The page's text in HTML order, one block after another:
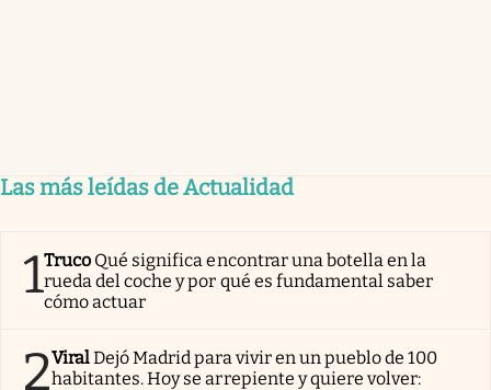
Las más leídas de Actualidad
1Truco Qué significa encontrar una botella en la
rueda del coche y por qué es fundamental saber
cómo actuar
2ViralDejó Madrid para vivir en un pueblo de 100
habitantes. Hoy se arrepiente y quiere volver: